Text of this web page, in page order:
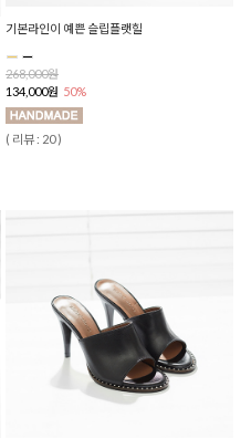
기본라인이 예쁜 슬립플랫힐
268,000원
134,000원 50%
( 리뷰 : 20 )